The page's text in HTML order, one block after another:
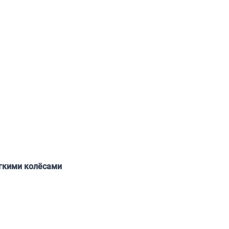
колёсами